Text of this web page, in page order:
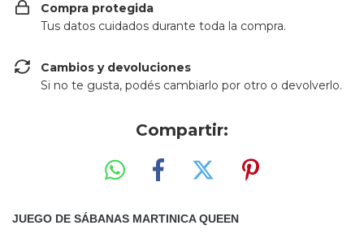
Compra protegida
Tus datos cuidados durante toda la compra.
Cambios y devoluciones
Si no te gusta, podés cambiarlo por otro o devolverlo.
Compartir:
JUEGO DE SÁBANAS MARTINICA QUEEN